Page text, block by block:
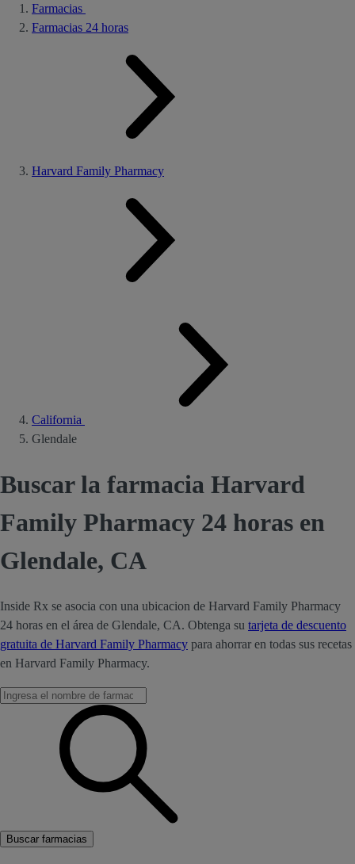
Farmacias
Farmacias 24 horas
Harvard Family Pharmacy
California
Glendale
Buscar la farmacia Harvard
Family Pharmacy 24 horas en
Glendale, CA
Inside Rx se asocia con una ubicacion de Harvard Family Pharmacy
24 horas en el área de Glendale, CA. Obtenga su tarjeta de descuento
gratuita de Harvard Family Pharmacy para ahorrar en todas sus recetas
en Harvard Family Pharmacy.
Buscar farmacias